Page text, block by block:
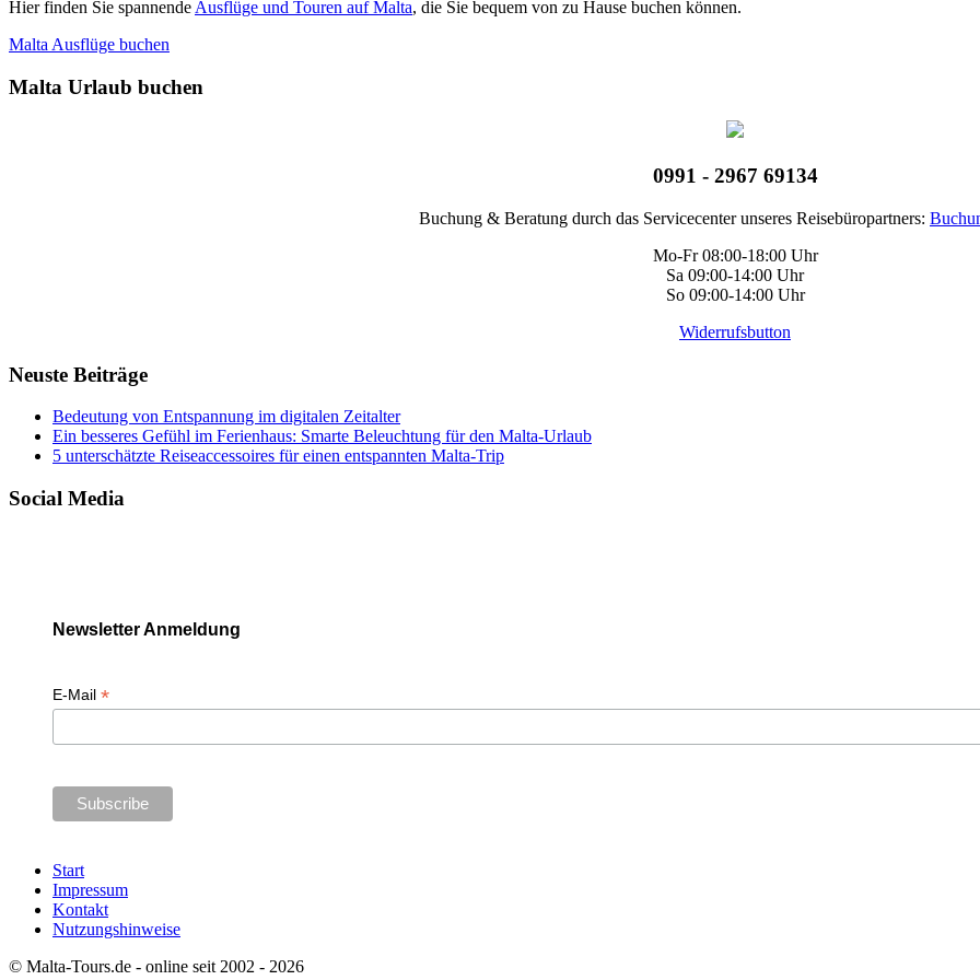
Hier finden Sie spannende Ausflüge und Touren auf Malta, die Sie bequem von zu Hause buchen können.
Malta Ausflüge buchen
Malta Urlaub buchen
0991 - 2967 69134
Buchung & Beratung durch das Servicecenter unseres Reisebüropartners:
Mo-Fr 08:00-18:00 Uhr
Sa 09:00-14:00 Uhr
So 09:00-14:00 Uhr
Widerrufsbutton
Neuste Beiträge
Bedeutung von Entspannung im digitalen Zeitalter
Ein besseres Gefühl im Ferienhaus: Smarte Beleuchtung für den Malta-Urlaub
5 unterschätzte Reiseaccessoires für einen entspannten Malta-Trip
Social Media
Newsletter Anmeldung
E-Mail *
Start
Impressum
Kontakt
Nutzungshinweise
© Malta-Tours.de - online seit 2002 - 2026